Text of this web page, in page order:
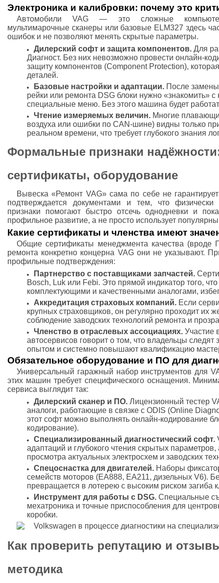
Электроника и калибровки: почему это
Автомобили VAG — это сложные
мультимарочные сканеры или базовые ELM327 здесь
ошибок и не позволяют менять скрытые параметры.
Дилерский софт и защита компонентов. Для
Диагност. Без них невозможно провести онлайн-
защиту компонентов (Component Protection),
деталей.
Базовые настройки и адаптации. После
рейки или ремонта DSG блоки нужно «знакомить»
специальные меню. Без этого машина будет
Чтение измеряемых величин. Многие
воздуха или ошибки по CAN-шине) видны только
реальном времени, что требует глубокого знания
Формальные признаки
сертификаты, оборудование
Вывеска «Ремонт VAG» сама по себе не
подтверждается документами и тем, что
признаки помогают быстро отсечь однодневки и
профильное развитие, а не просто использует
Какие сертификаты и членства имеют
Общие сертификаты менеджмента качества
ремонта конкретно концерна VAG они не указывают.
профильные подтверждения:
Партнерство с поставщиками запчастей.
Bosch, Luk или Febi. Это прямой индикатор того,
комплектующими и качественными аналогами,
Аккредитация страховых компаний. Если
крупных страховщиков, он регулярно проходит их
соблюдение заводских технологий ремонта и
Членство в отраслевых ассоциациях. Участие
автосервисов говорит о том, что владельцы
опытом и системно повышают квалификацию
Обязательное оборудование и ПО для
Универсальный гаражный набор инструментов для
этих машин требует специфического оснащения.
сервиса выглядит так:
Дилерский сканер и ПО. Лицензионный тестер
аналоги, работающие в связке с ODIS (Online
этот софт можно выполнять онлайн-кодирование
кодирование).
Специализированный диагностический софт.
адаптаций и глубокого чтения скрытых
просмотра актуальных электросхем и заводских
Спецоснастка для двигателей. Наборы
семейств моторов (EA888, EA211, дизельных V6).
превращается в лотерею с высоким риском загиба
Инструмент для работы с DSG. Специальные
мехатроника и точные приспособления для
коробки.
Как проверить репутацию и
методика